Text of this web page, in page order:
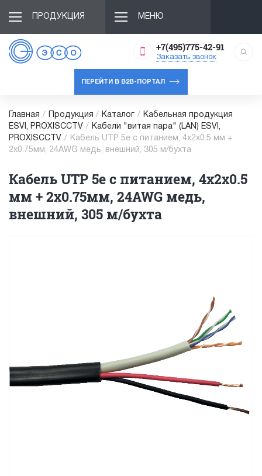
ПРОДУКЦИЯ МЕНЮ
+7(495)775-42-91
Заказать звонок
ПЕРЕЙТИ В B2B-ПОРТАЛ
Главная / Продукция / Каталог /
Кабельная продукция
ESVI, PROXISCCTV /
Кабели "витая пара" (LAN) ESVI,
PROXISCCTV /
Кабель UTP 5e с питанием, 4x2x0.5 мм +
2х0.75мм, 24AWG медь, внешний, 305 м/бухта
Кабель UTP 5e с питанием, 4x2x0.5
мм + 2х0.75мм, 24AWG медь,
внешний, 305 м/бухта